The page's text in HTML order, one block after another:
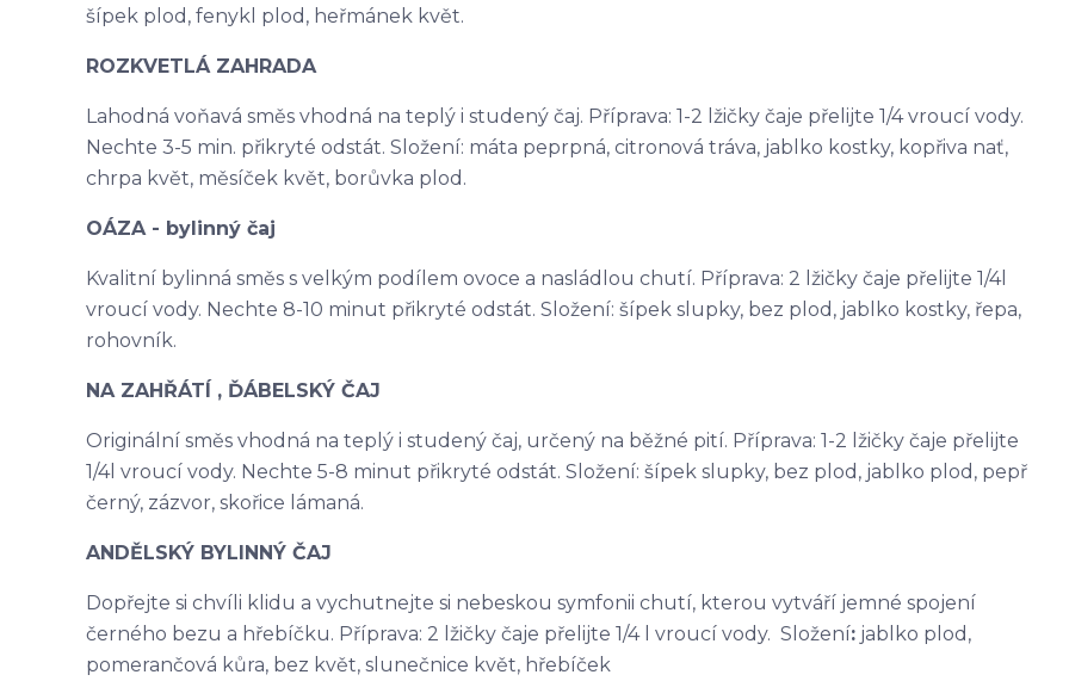
šípek plod, fenykl plod, heřmánek květ.
ROZKVETLÁ ZAHRADA
Lahodná voňavá směs vhodná na teplý i studený čaj. Příprava: 1-2 lžičky čaje přelijte 1/4 vroucí vody.
Nechte 3-5 min. přikryté odstát. Složení: máta peprpná, citronová tráva, jablko kostky, kopřiva nať,
chrpa květ, měsíček květ, borůvka plod.
OÁZA - bylinný čaj
Kvalitní bylinná směs s velkým podílem ovoce a nasládlou chutí. Příprava: 2 lžičky čaje přelijte 1/4l
vroucí vody. Nechte 8-10 minut přikryté odstát. Složení: šípek slupky, bez plod, jablko kostky, řepa,
rohovník.
NA ZAHŘÁTÍ , ĎÁBELSKÝ ČAJ
Originální směs vhodná na teplý i studený čaj, určený na běžné pití. Příprava: 1-2 lžičky čaje přelijte
1/4l vroucí vody. Nechte 5-8 minut přikryté odstát. Složení: šípek slupky, bez plod, jablko plod, pepř
černý, zázvor, skořice lámaná.
ANDĚLSKÝ BYLINNÝ ČAJ
Dopřejte si chvíli klidu a vychutnejte si nebeskou symfonii chutí, kterou vytváří jemné spojení
černého bezu a hřebíčku. Příprava: 2 lžičky čaje přelijte 1/4 l vroucí vody. Složení: jablko plod,
pomerančová kůra, bez květ, slunečnice květ, hřebíček